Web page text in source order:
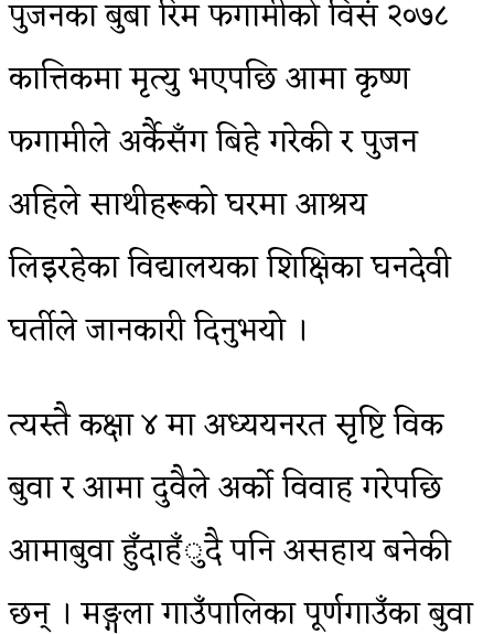
पुजनका बुबा रिम फगामीको विसं २०७८
कात्तिकमा मृत्यु भएपछि आमा कृष्ण
फगामीले अर्कैसँग बिहे गरेकी र पुजन
अहिले साथीहरूको घरमा आश्रय
लिइरहेका विद्यालयका शिक्षिका घनदेवी
घर्तीले जानकारी दिनुभयो ।
त्यस्तै कक्षा ४ मा अध्ययनरत सृष्टि विक
बुवा र आमा दुवैले अर्को विवाह गरेपछि
आमाबुवा हुँदाहँुदै पनि असहाय बनेकी
छन् । मङ्गला गाउँपालिका पूर्णगाउँका बुवा